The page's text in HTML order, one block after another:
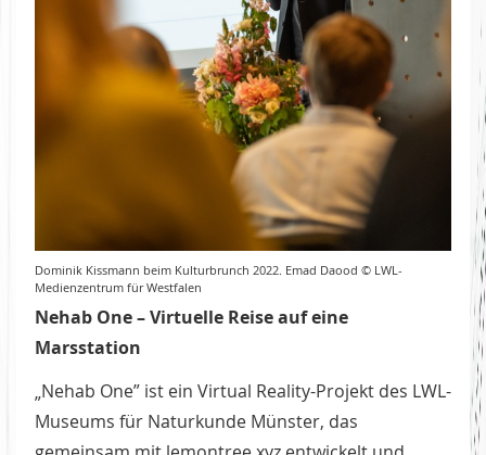
Dominik Kissmann beim Kulturbrunch 2022. Emad Daood © LWL-
Medienzentrum für Westfalen
Nehab One – Virtuelle Reise auf eine
Marsstation
„Nehab One” ist ein Virtual Reality-Projekt des LWL-
Museums für Naturkunde Münster, das